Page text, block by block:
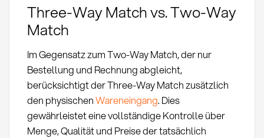
Three-Way Match vs. Two-Way
Match
Im Gegensatz zum Two-Way Match, der nur
Bestellung und Rechnung abgleicht,
berücksichtigt der Three-Way Match zusätzlich
den physischenWareneingang. Dies
gewährleistet eine vollständige Kontrolle über
Menge, Qualität und Preise der tatsächlich